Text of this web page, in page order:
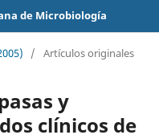
de Microbiología
/ Artículos originales
y
clínicos de